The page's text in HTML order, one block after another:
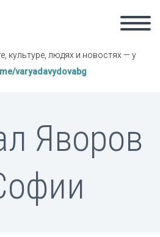
культуре, людях и новостях — у
varyadavydovabg
Яворов